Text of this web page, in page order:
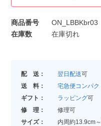
商品番号
ON_LBBKbr03
在庫数
在庫切れ
配 送： 翌日配送可
送 料：
宅急便コンパク
ギフト：
ラッピング可
修 理：
修理可
サイズ：
内周約13.9cm